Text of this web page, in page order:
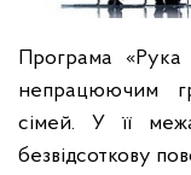
Програма «Рука
непрацюючим
сімей. У її
безвідсоткову